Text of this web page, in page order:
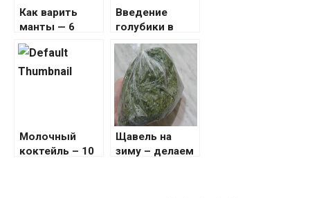
Как варить
манты — 6
правильных
рецептов с
пошаговыми
Введение
голубики в
рацион при
грудном
вскармливании
: оптимальное
время и
способы
Молочный
коктейль – 10
Щавель на
зиму – делаем